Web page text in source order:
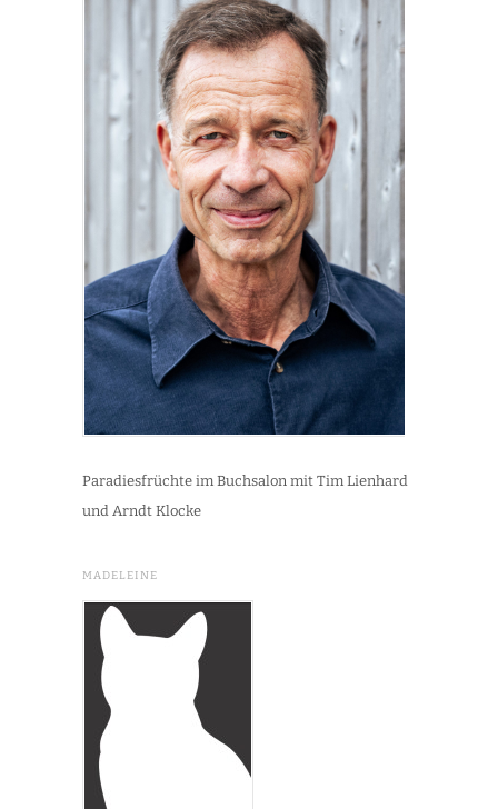
Paradiesfrüchte im Buchsalon mit Tim Lienhard
und Arndt Klocke
MADELEINE